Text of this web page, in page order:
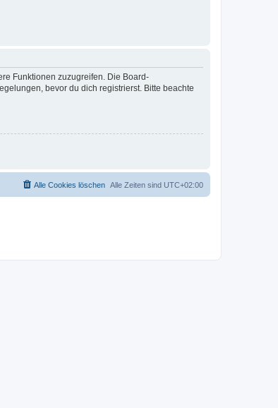
Funktionen zuzugreifen. Die Board-
bevor du dich registrierst. Bitte beachte
Alle Zeiten sind UTC+02:00
Alle Cookies löschen